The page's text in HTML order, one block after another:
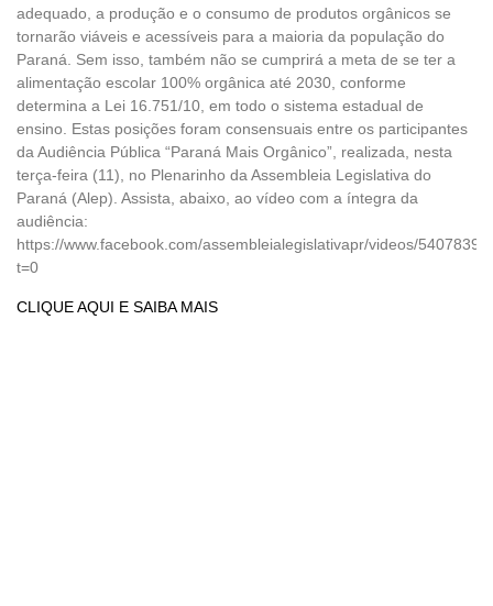
adequado, a produção e o consumo de produtos orgânicos se
tornarão viáveis e acessíveis para a maioria da população do
Paraná. Sem isso, também não se cumprirá a meta de se ter a
alimentação escolar 100% orgânica até 2030, conforme
determina a Lei 16.751/10, em todo o sistema estadual de
ensino. Estas posições foram consensuais entre os participantes
da Audiência Pública “Paraná Mais Orgânico”, realizada, nesta
terça-feira (11), no Plenarinho da Assembleia Legislativa do
Paraná (Alep). Assista, abaixo, ao vídeo com a íntegra da
audiência:
https://www.facebook.com/assembleialegislativapr/videos/
t=0
CLIQUE AQUI E SAIBA MAIS